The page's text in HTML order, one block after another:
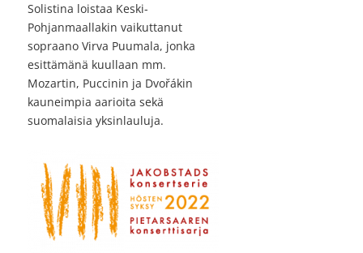
Solistina loistaa Keski-
Pohjanmaallakin vaikuttanut
sopraano Virva Puumala, jonka
esittämänä kuullaan mm.
Mozartin, Puccinin ja Dvořákin
kauneimpia aarioita sekä
suomalaisia yksinlauluja.